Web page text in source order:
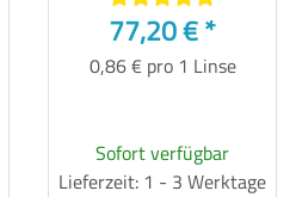
77,20 €*
0,86 € pro 1 Linse
Sofort verfügbar
Lieferzeit: 1 - 3 Werktage